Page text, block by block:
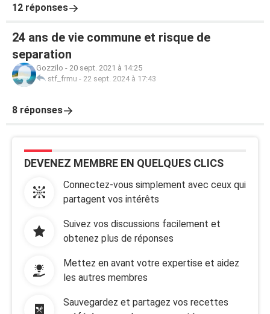
12 réponses
24 ans de vie commune et risque de
separation
Gozzilo - 20 sept. 2021 à 14:25
stf_frmu - 22 sept. 2024 à 17:43
8 réponses
DEVENEZ MEMBRE EN QUELQUES CLICS
Connectez-vous simplement avec ceux qui
partagent vos intérêts
Suivez vos discussions facilement et
obtenez plus de réponses
Mettez en avant votre expertise et aidez
les autres membres
Sauvegardez et partagez vos recettes